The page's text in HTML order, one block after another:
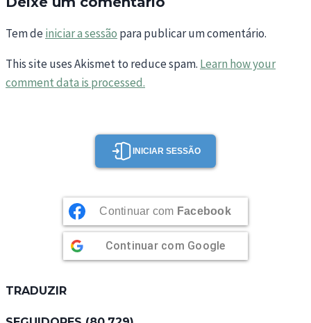
Tem deiniciar a sessão para publicar um comentário.
This site uses Akismet to reduce spam. Learn how your
comment data is processed.
INICIAR SESSÃO
Continuar com Facebook
Continuar com Google
TRADUZIR